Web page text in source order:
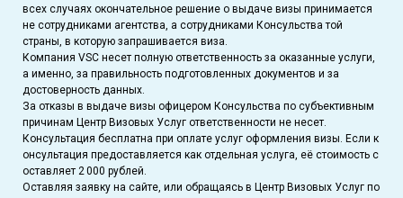
всех случаях окончательное решение о выдаче визы принимается
не сотрудниками агентства, а сотрудниками Консульства той
страны, в которую запрашивается виза.
Компания VSC несет полную ответственность за оказанные услуги,
а именно, за правильность подготовленных документов и за
достоверность данных.
За отказы в выдаче визы офицером Консульства по субъективным
причинам Центр Визовых Услуг ответственности не несет.
Консультация бесплатна при оплате услуг оформления визы. Если к
онсультация предоставляется как отдельная услуга, её стоимость с
оставляет 2 000 рублей.
Оставляя заявку на сайте, или обращаясь в Центр Визовых Услуг по